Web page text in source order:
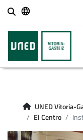
Buscar
UNED Vitoria-
El Centro